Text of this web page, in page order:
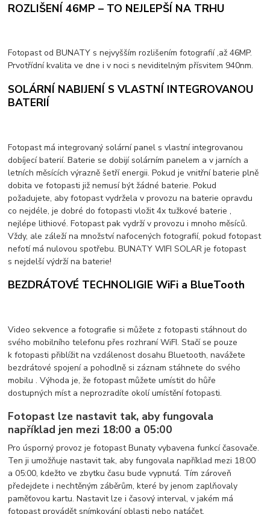
ROZLIŠENÍ 46MP – TO NEJLEPŠÍ NA TRHU
Fotopast od BUNATY s nejvyšším rozlišením fotografií ,až 46MP.
Prvotřídní kvalita ve dne i v noci s neviditelným přísvitem 940nm.
SOLÁRNÍ NABIJENÍ S VLASTNÍ INTEGROVANOU
BATERIÍ
Fotopast má integrovaný solární panel s vlastní integrovanou
dobíjecí baterií. Baterie se dobijí solárním panelem a v jarních a
letních měsících výrazně šetří energii. Pokud je vnitřní baterie plně
dobita ve fotopasti již nemusí být žádné baterie. Pokud
požadujete, aby fotopast vydržela v provozu na baterie opravdu
co nejdéle, je dobré do fotopasti vložit 4x tužkové baterie ,
nejlépe lithiové. Fotopast pak vydrží v provozu i mnoho měsíců.
Vždy, ale záleží na množství nafocených fotografií, pokud fotopast
nefotí má nulovou spotřebu. BUNATY WIFI SOLAR je fotopast
s nejdelší výdrží na baterie!
BEZDRÁTOVÉ TECHNOLIGIE WiFi a BlueTooth
Video sekvence a fotografie si můžete z fotopasti stáhnout do
svého mobilního telefonu přes rozhraní WiFI. Stačí se pouze
k fotopasti přiblížit na vzdálenost dosahu Bluetooth, navážete
bezdrátové spojení a pohodlně si záznam stáhnete do svého
mobilu . Výhoda je, že fotopast můžete umístit do hůře
dostupných míst a neprozradíte okolí umístění fotopasti.
Fotopast lze nastavit tak, abyfungovala
například jen mezi 18:00 a 05:00
Pro úsporný provoz je fotopast Bunaty vybavena funkcí časovače.
Ten ji umožňuje nastavit tak, aby fungovala například mezi 18:00
a 05:00, kdežto ve zbytku času bude vypnutá. Tím zároveň
předejdete i nechtěným záběrům, které by jenom zaplňovaly
paměťovou kartu. Nastavit lze i časový interval, v jakém má
fotopast provádět snímkování oblasti nebo natáčet.